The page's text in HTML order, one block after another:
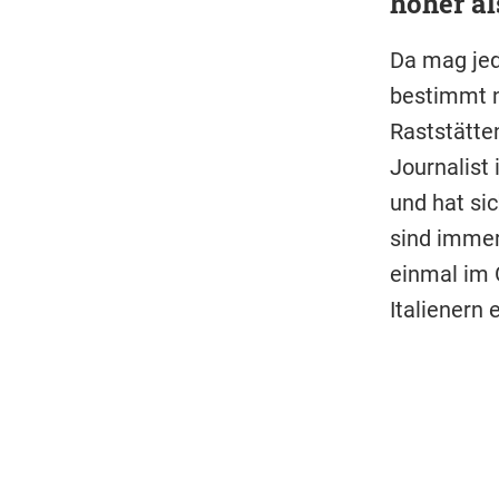
Da mag
bestimmt
Journalist
und hat
sind
einmal im
Italienern